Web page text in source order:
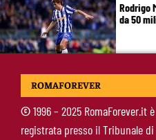
Rodrigo
da 50
Koné-
ROMAFOREVER
©1996 – 2025
registrata presso il Tribunale